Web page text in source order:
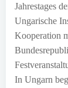
Jahrestages
Ungarische
Kooperation
In Ungarn